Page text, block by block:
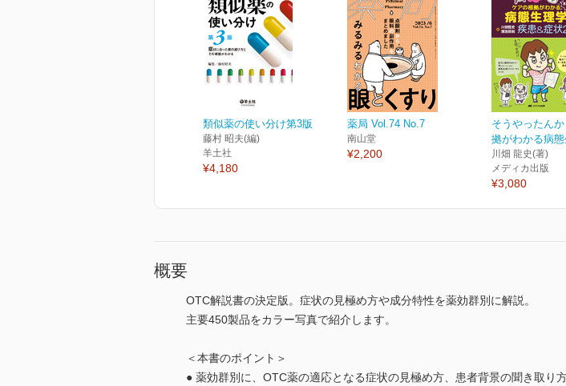
類似薬の使い分け第3版
藤村 昭夫(編)
羊土社
¥4,180
薬局 Vol.74 No.7
南山堂
¥2,200
そうやったん
拠がわかる病
川畑 龍史(著)
メディカ出版
¥3,080
概要
OTC解説書の決定版。症状の見極め方や成分特性を薬効群別に解説。
主要450製品をカラー写真で紹介します。
＜本書のポイント＞
● 薬効群別に、OTC薬の適応となる症状の見極め方、患者背景の聞き取り方